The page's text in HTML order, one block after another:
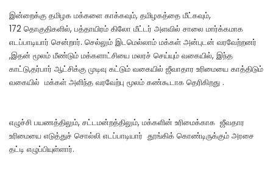
இன்றைக்கு தமிழக மக்களை காக்கவும், தமிழகத்தை மீட்கவும்,
172 தொகுதிகளில், பத்தாயிரம் கிலோ மீட்டர் அளவில் சாலை மார்க்கமாக
எடப்பாடியார் சென்றார். செல்லும் இடமெல்லாம் மக்கள் அன்புடன் வரவேற்றனர்
,இதன் மூலம் மீண்டும் மக்களாட்சியை மலரச் செய்யும் வகையில், இந்த
காட்டு,தர்பார் ஆட்சிக்கு முடிவு கட்டும் வகையில் ஜீவாதார உரிமையை காத்திடும்
வகையில் மக்கள் அளிந்த வரவேற்பு மூலம் கண்கூடாக தெரிகிறது .
எழுச்சி பயணத்திலும், சட்டமன்றத்திலும், மக்களின் உரிமைக்காக ஜீவதார
உரிமையை எடுத்துச் சொல்லி எடப்பாடியார் தூங்கிக் கொண்டிருக்கும் அரசை
தட்டி எழுப்பியுள்ளார்.